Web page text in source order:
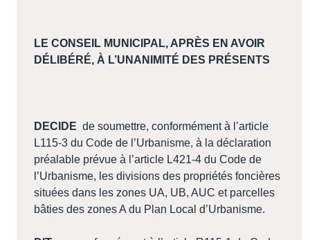
LE CONSEIL MUNICIPAL, APRÈS EN AVOIR
DÉLIBÉRÉ, À L’UNANIMITÉ DES PRÉSENTS
DECIDE de soumettre, conformément à l’article
L115-3 du Code de l’Urbanisme, à la déclaration
préalable prévue à l’article L421-4 du Code de
l’Urbanisme, les divisions des propriétés foncières
situées dans les zones UA, UB, AUC et parcelles
bâties des zones A du Plan Local d’Urbanisme.